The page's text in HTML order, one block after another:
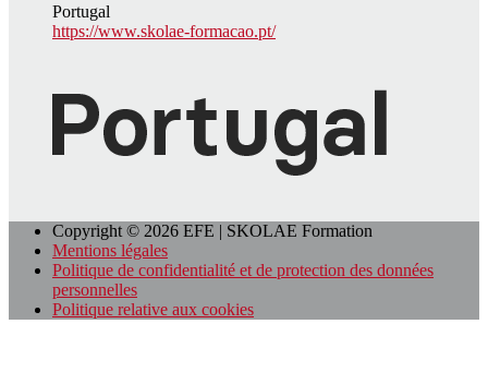
Portugal
https://www.skolae-formacao.pt/
Copyright © 2026 EFE | SKOLAE Formation
Mentions légales
Politique de confidentialité et de protection des données
personnelles
Politique relative aux cookies